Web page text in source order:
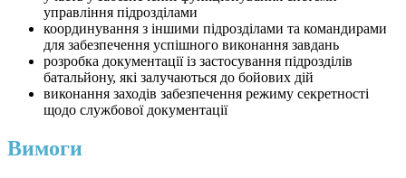
управління підрозділами
координування з іншими підрозділами та командирами
для забезпечення успішного виконання завдань
розробка документації із застосування підрозділів
батальйону, які залучаються до бойових дій
виконання заходів забезпечення режиму секретності
щодо службової документації
Вимоги